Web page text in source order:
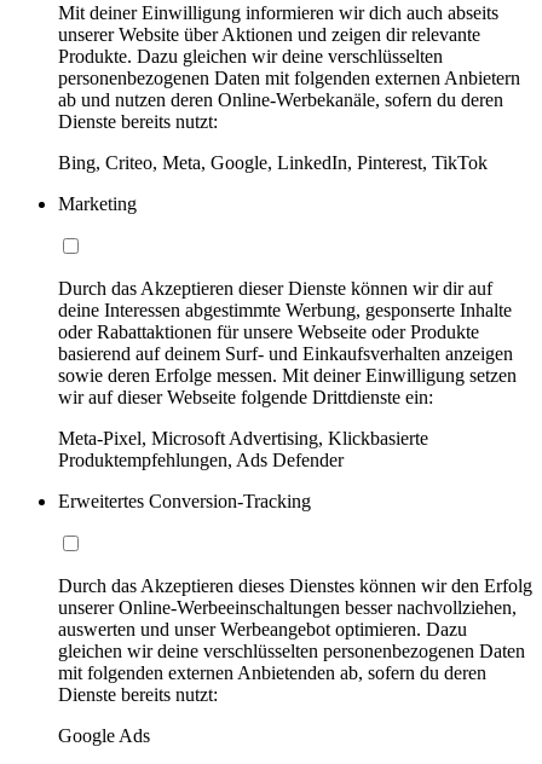
Mit deiner Einwilligung informieren wir dich auch abseits
unserer Website über Aktionen und zeigen dir relevante
Produkte. Dazu gleichen wir deine verschlüsselten
personenbezogenen Daten mit folgenden externen Anbietern
ab und nutzen deren Online-Werbekanäle, sofern du deren
Dienste bereits nutzt:
Bing, Criteo, Meta, Google, LinkedIn, Pinterest, TikTok
Marketing
Durch das Akzeptieren dieser Dienste können wir dir auf
deine Interessen abgestimmte Werbung, gesponserte Inhalte
oder Rabattaktionen für unsere Webseite oder Produkte
basierend auf deinem Surf- und Einkaufsverhalten anzeigen
sowie deren Erfolge messen. Mit deiner Einwilligung setzen
wir auf dieser Webseite folgende Drittdienste ein:
Meta-Pixel, Microsoft Advertising, Klickbasierte
Produktempfehlungen, Ads Defender
Erweitertes Conversion-Tracking
Durch das Akzeptieren dieses Dienstes können wir den Erfolg
unserer Online-Werbeeinschaltungen besser nachvollziehen,
auswerten und unser Werbeangebot optimieren. Dazu
gleichen wir deine verschlüsselten personenbezogenen Daten
mit folgenden externen Anbietenden ab, sofern du deren
Dienste bereits nutzt:
Google Ads